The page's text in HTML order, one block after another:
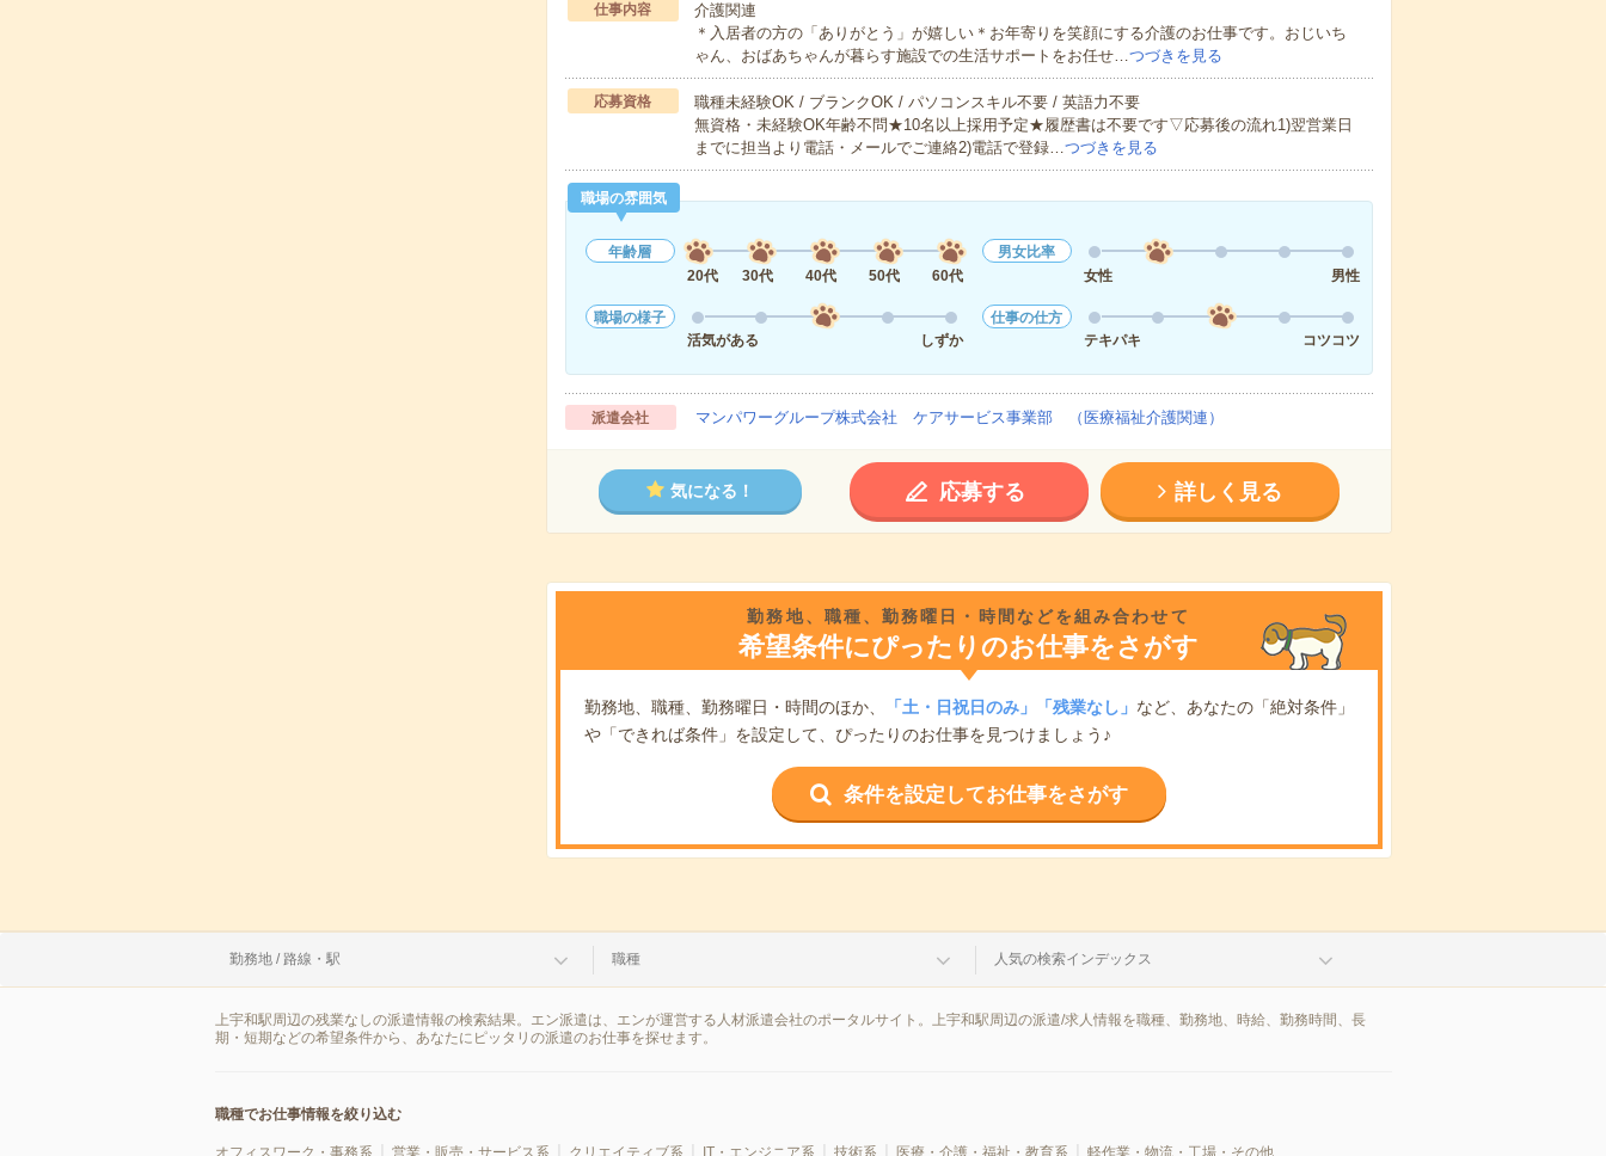
仕事内容
介護関連
＊入居者の方の「ありがとう」が嬉しい＊お年寄りを笑顔にする介護のお仕事です。おじいち
ゃん、おばあちゃんが暮らす施設での生活サポートをお任せ…つづきを見る
応募資格
職種未経験OK / ブランクOK / パソコンスキル不要 / 英語力不要
無資格・未経験OK年齢不問★10名以上採用予定★履歴書は不要です▽応募後の流れ1)翌営業日
までに担当より電話・メールでご連絡2)電話で登録…つづきを見る
職場の雰囲気
年齢層
20代
30代 40代 50代 60代
男女比率
女性
男性
職場の様子
活気がある
しずか
仕事の仕方
テキパキ
コツコツ
派遣会社 マンパワーグループ株式会社 ケアサービス事業部 （医療福祉介護関連）
気になる！ 応募する 詳しく見る
勤務地、職種、勤務曜日・時間などを組み合わせて
希望条件にぴったりのお仕事をさがす
勤務地、職種、勤務曜日・時間のほか、 「土・日祝日のみ」「残業なし」 など、あなたの「絶対条件」
や「できれば条件」を設定して、ぴったりのお仕事を見つけましょう♪
条件を設定してお仕事をさがす
勤務地 / 路線・駅 職種 人気の検索インデックス
上宇和駅周辺の残業なしの派遣情報の検索結果。エン派遣は、エンが運営する人材派遣会社のポータルサイト。上宇和駅周辺の派遣/求人情報を職種、勤務地、時給、勤務時間、長
期・短期などの希望条件から、あなたにピッタリの派遣のお仕事を探せます。
職種でお仕事情報を絞り込む
オフィスワーク・事務系 営業・販売・サービス系 クリエイティブ系 IT・エンジニア系 技術系 医療・介護・福祉・教育系 軽作業・物流・工場・その他